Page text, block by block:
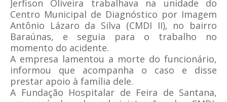
Jerfison Oliveira trabalhava na unidade do
Centro Municipal de Diagnóstico por Imagem
Antônio Lázaro da Silva (CMDI II), no bairro
Baraúnas, e seguia para o trabalho no
momento do acidente.
A empresa lamentou a morte do funcionário,
informou que acompanha o caso e disse
prestar apoio à família dele.
A Fundação Hospitalar de Feira de Santana,